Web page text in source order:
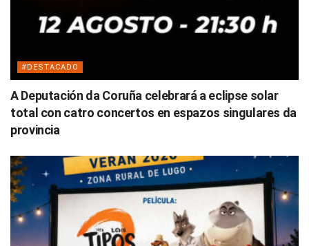
#DESTACADO
A Deputación da Coruña celebrará a eclipse solar
total con catro concertos en espazos singulares da
provincia